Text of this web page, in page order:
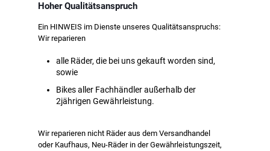
Hoher Qualitätsanspruch
Ein HINWEIS im Dienste unseres Qualitätsanspruchs:
Wir reparieren
alle Räder, die bei uns gekauft worden sind,
sowie
Bikes aller Fachhändler außerhalb der
2jährigen Gewährleistung.
Wir reparieren nicht Räder aus dem Versandhandel
oder Kaufhaus, Neu-Räder in der Gewährleistungszeit,